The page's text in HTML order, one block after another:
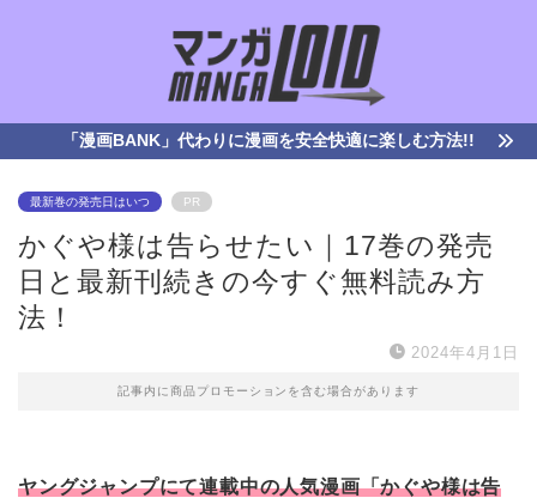
「漫画BANK」代わりに漫画を安全快適に楽しむ方法!!
最新巻の発売日はいつ PR
かぐや様は告らせたい｜17巻の発売
日と最新刊続きの今すぐ無料読み方
法！
2024年4月1日
記事内に商品プロモーションを含む場合があります
ヤングジャンプにて連載中の人気漫画「かぐや様は告